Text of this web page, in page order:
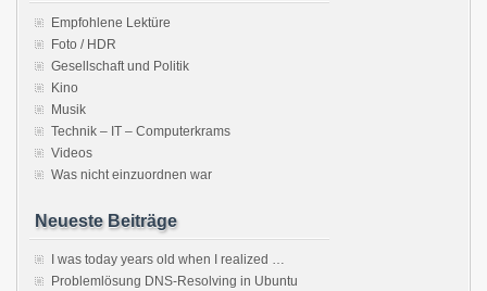
Empfohlene Lektüre
Foto / HDR
Gesellschaft und Politik
Kino
Musik
Technik – IT – Computerkrams
Videos
Was nicht einzuordnen war
Neueste Beiträge
I was today years old when I realized …
Problemlösung DNS-Resolving in Ubuntu